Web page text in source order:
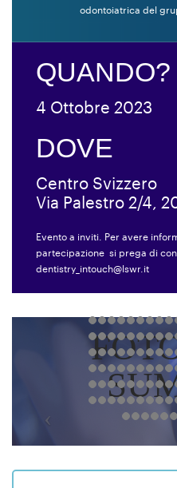
odontoiatrica del
QUANDO?
4 Ottobre 2023
DOVE
Centro Svizzero
Via Palestro 2/4,
Evento a inviti. Per avere
partecipazione si prega di
dentistry_intouch@lswr.it